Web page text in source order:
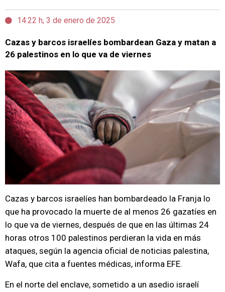
14:22 h, 3 de enero de 2025
Cazas y barcos israelíes bombardean Gaza y matan a
26 palestinos en lo que va de viernes
Cazas y barcos israelíes han bombardeado la Franja lo
que ha provocado la muerte de al menos 26 gazatíes en
lo que va de viernes, después de que en las últimas 24
horas otros 100 palestinos perdieran la vida en más
ataques, según la agencia oficial de noticias palestina,
Wafa, que cita a fuentes médicas, informa EFE.
En el norte del enclave, sometido a un asedio israelí